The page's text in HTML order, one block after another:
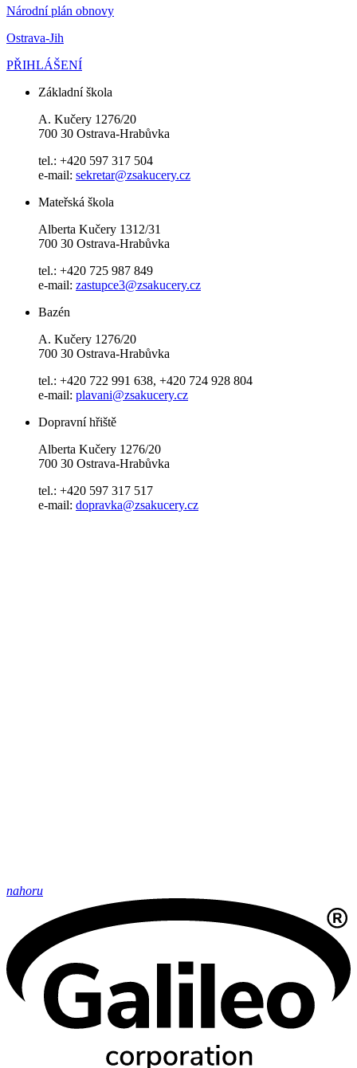
Národní plán obnovy
Ostrava-Jih
PŘIHLÁŠENÍ
Základní škola
A. Kučery 1276/20
700 30 Ostrava-Hrabůvka
tel.: +420 597 317 504
e-mail: sekretar@zsakucery.cz
Mateřská škola
Alberta Kučery 1312/31
700 30 Ostrava-Hrabůvka
tel.: +420 725 987 849
e-mail: zastupce3@zsakucery.cz
Bazén
A. Kučery 1276/20
700 30 Ostrava-Hrabůvka
tel.: +420 722 991 638, +420 724 928 804
e-mail: plavani@zsakucery.cz
Dopravní hřiště
Alberta Kučery 1276/20
700 30 Ostrava-Hrabůvka
tel.: +420 597 317 517
e-mail: dopravka@zsakucery.cz
nahoru